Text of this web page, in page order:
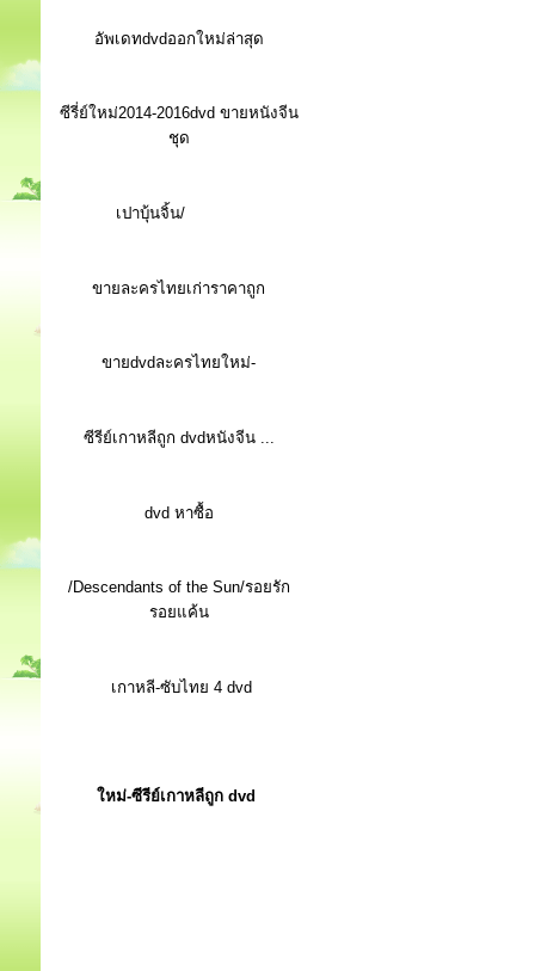
อัพเดทdvdออกใหม่ล่าสุด
ซีรี่ย์ใหม่2014-2016dvd ขายหนังจีน
ชุด
เปาบุ้นจิ้น/
ขายละครไทยเก่าราคาถูก
ขายdvdละครไทยใหม่-
ซีรีย์เกาหลีถูก dvdหนังจีน ...
dvd หาซื้อ
/Descendants of the Sun/รอยรัก
รอยแค้น
เกาหลี-ซับไทย 4 dvd
ใหม่-ซีรีย์เกาหลีถูก dvd